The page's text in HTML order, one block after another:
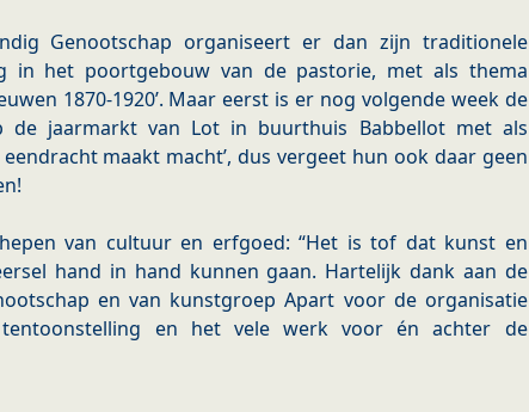
Genootschap organiseert er dan zijn traditionele
in het poortgebouw van de pastorie, met als thema
1870-1920’. Maar eerst is er nog volgende week de
de jaarmarkt van Lot in buurthuis Babbellot met als
eendracht maakt macht’, dus vergeet hun ook daar geen
van cultuur en erfgoed: “Het is tof dat kunst en
hand in hand kunnen gaan. Hartelijk dank aan de
en van kunstgroep Apart voor de organisatie
en het vele werk voor én achter de